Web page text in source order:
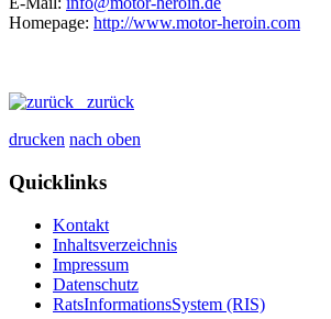
Homepage: http://www.motor-heroin.com
zurück
drucken nach oben
Quicklinks
Kontakt
Inhaltsverzeichnis
Impressum
Datenschutz
RatsInformationsSystem (RIS)